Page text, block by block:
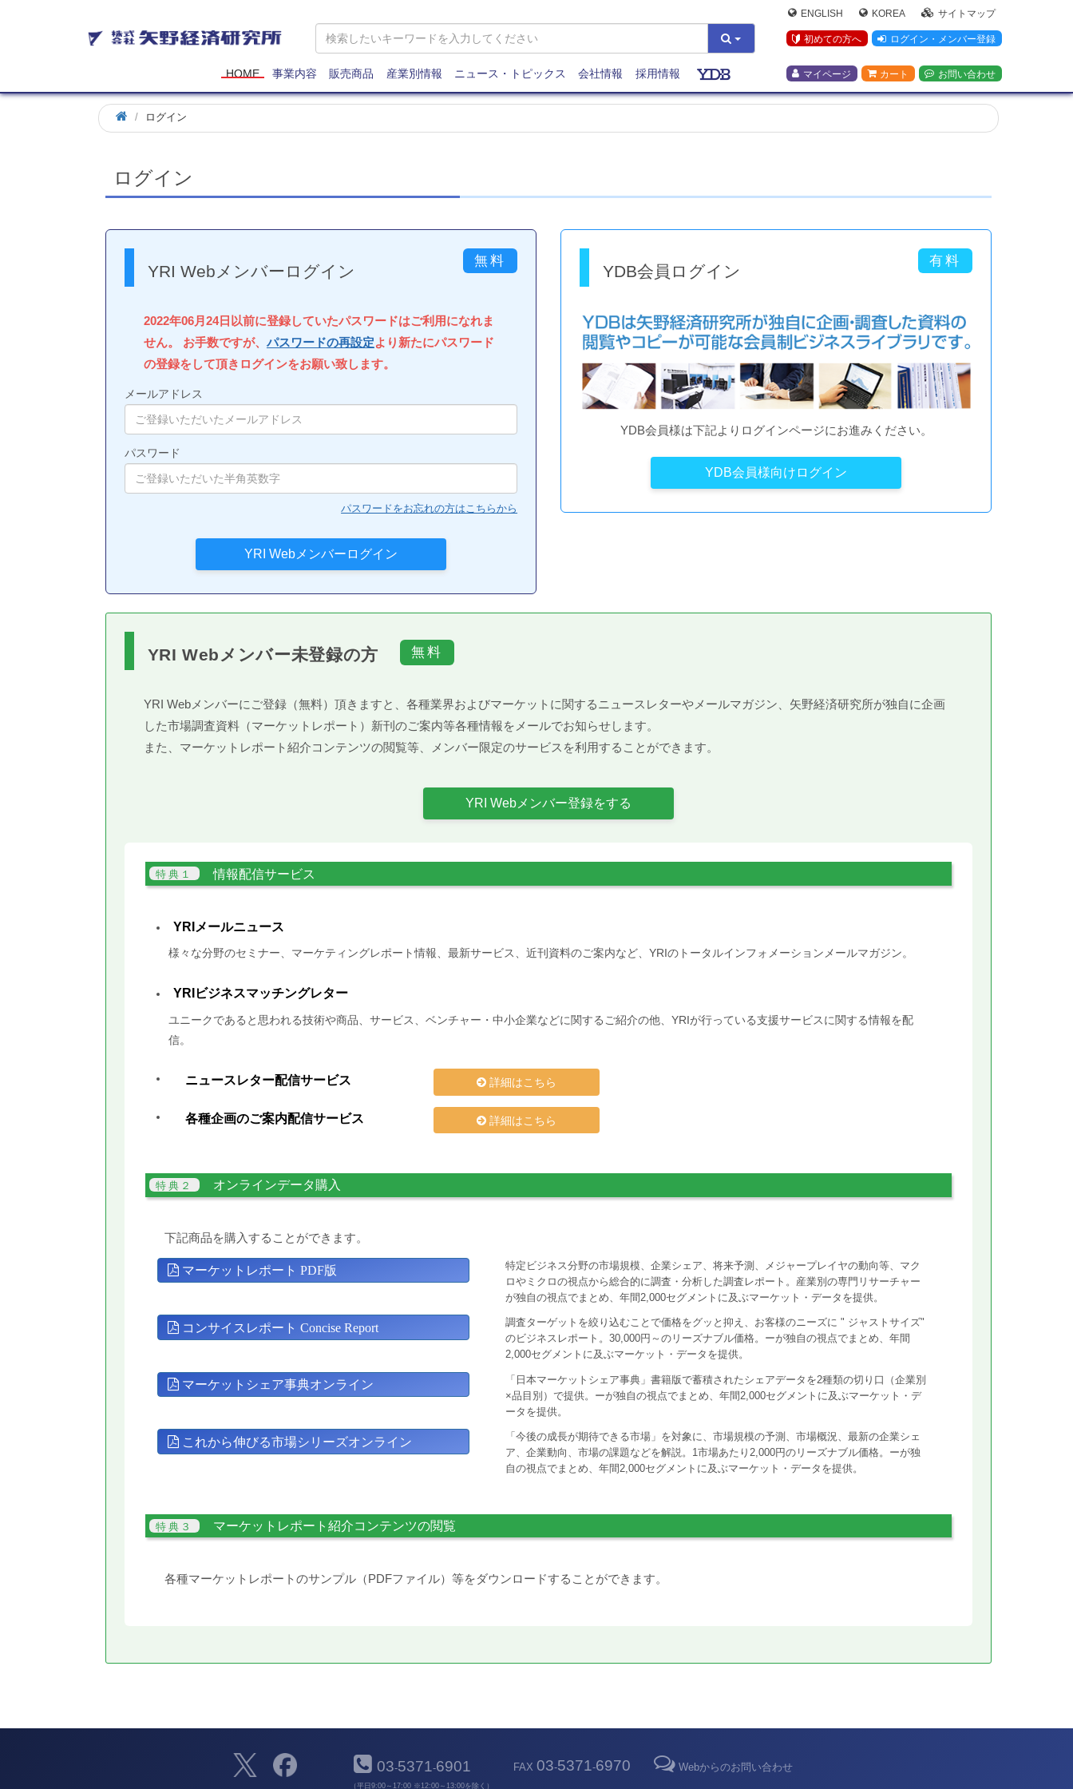
矢
野
研
究
所
ENGLISH KOREA サイトマップ
初めての方へ ログイン・メンバー登録
マイページ カート お問い合わせ
HOME 事業内容 販売商品 産業別情報 ニュース・トピックス 会社情報 採用情報
ログイン
ログイン
YRI Webメンバーログイン
2022年06月24日以前に登録していたパスワードはご利用になれま
せん。 お手数ですが、 パスワードの再設定より新たにパスワード
の登録をして頂きログインをお願い致します。
メールアドレス
パスワード
パスワードをお忘れの方はこちらから
YDB会員ログイン
YDB会員様は下記よりログインページにお進みください。
YDB会員様向けログイン
YRI Webメンバー未登録の方
YRI Webメンバーにご登録（無料）頂きますと、各種業界およびマーケットに関するニュースレターやメールマガジン、矢野経済研究所が独自に企画
した市場調査資料（マーケットレポート）新刊のご案内等各種情報をメールでお知らせします。
また、マーケットレポート紹介コンテンツの閲覧等、メンバー限定のサービスを利用することができます。
YRI Webメンバー登録をする
情報配信サービス
YRIメールニュース
様々な分野のセミナー、マーケティングレポート情報、最新サービス、近刊資料のご案内など、YRIのトータルインフォメーションメールマガジン。
YRIビジネスマッチングレター
ユニークであると思われる技術や商品、サービス、ベンチャー・中小企業などに関するご紹介の他、YRIが行っている支援サービスに関する情報を配
信。
ニュースレター配信サービス 詳細はこちら
各種企画のご案内配信サービス 詳細はこちら
オンラインデータ購入
下記商品を購入することができます。
マーケットレポート PDF版
特定ビジネス分野の市場規模、企業シェア、将来予測、メジャープレイヤの動向等、マク
ロやミクロの視点から総合的に調査・分析した調査レポート。産業別の専門リサーチャー
が独自の視点でまとめ、年間2,000セグメントに及ぶマーケット・データを提供。
コンサイスレポート Concise Report
調査ターゲットを絞り込むことで価格をグッと抑え、お客様のニーズに " ジャストサイズ"
のビジネスレポート。30,000円～のリーズナブル価格。ーが独自の視点でまとめ、年間
2,000セグメントに及ぶマーケット・データを提供。
マーケットシェア事典オンライン
「日本マーケットシェア事典」書籍版で蓄積されたシェアデータを2種類の切り口（企業別
×品目別）で提供。ーが独自の視点でまとめ、年間2,000セグメントに及ぶマーケット・デ
ータを提供。
これから伸びる市場シリーズオンライン
「今後の成長が期待できる市場」を対象に、市場規模の予測、市場概況、最新の企業シェ
ア、企業動向、市場の課題などを解説。1市場あたり2,000円のリーズナブル価格。ーが独
自の視点でまとめ、年間2,000セグメントに及ぶマーケット・データを提供。
マーケットレポート紹介コンテンツの閲覧
各種マーケットレポートのサンプル（PDFファイル）等をダウンロードすることができます。
03-5371-6901
（平日9:00～17:00 ※12:00～13:00を除く）
FAX 03-5371-6970 Webからのお問い合わせ